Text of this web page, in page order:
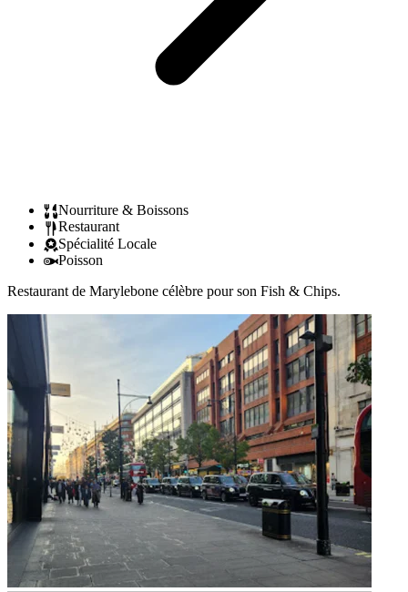
Nourriture & Boissons
Restaurant
Spécialité Locale
Poisson
Restaurant de Marylebone célèbre pour son Fish & Chips.